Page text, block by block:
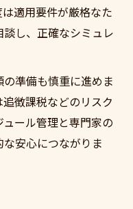
適用要件が厳格なた
し、正確なシミュレ
準備も慎重に進めま
徴課税などのリスク
ール管理と専門家の
安心につながりま